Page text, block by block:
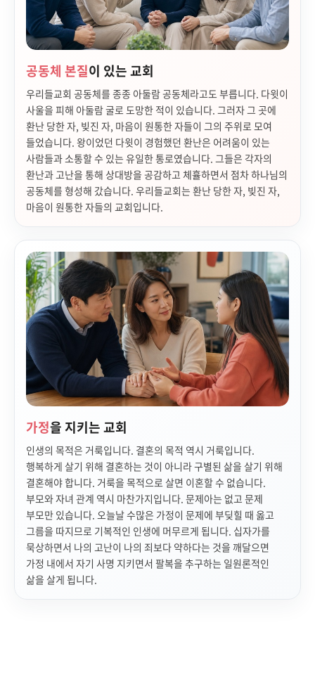
공동체 본질이 있는 교회
우리들교회 공동체를 종종 아둘람 공동체라고도 부릅니다. 다윗이
사울을 피해 아둘람 굴로 도망한 적이 있습니다. 그러자 그 곳에
환난 당한 자, 빚진 자, 마음이 원통한 자들이 그의 주위로 모여
들었습니다. 왕이었던 다윗이 경험했던 환난은 어려움이 있는
사람들과 소통할 수 있는 유일한 통로였습니다. 그들은 각자의
환난과 고난을 통해 상대방을 공감하고 체휼하면서 점차 하나님의
공동체를 형성해 갔습니다. 우리들교회는 환난 당한 자, 빚진 자,
마음이 원통한 자들의 교회입니다.
가정을 지키는 교회
인생의 목적은 거룩입니다. 결혼의 목적 역시 거룩입니다.
행복하게 살기 위해 결혼하는 것이 아니라 구별된 삶을 살기 위해
결혼해야 합니다. 거룩을 목적으로 살면 이혼할 수 없습니다.
부모와 자녀 관계 역시 마찬가지입니다. 문제아는 없고 문제
부모만 있습니다. 오늘날 수많은 가정이 문제에 부딪힐 때 옳고
그름을 따지므로 기복적인 인생에 머무르게 됩니다. 십자가를
묵상하면서 나의 고난이 나의 죄보다 약하다는 것을 깨달으면
가정 내에서 자기 사명 지키면서 팔복을 추구하는 일원론적인
삶을 살게 됩니다.